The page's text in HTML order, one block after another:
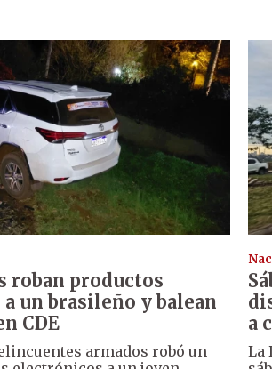
roban productos
un brasileño y balean
CDE
armados robó un
a
La